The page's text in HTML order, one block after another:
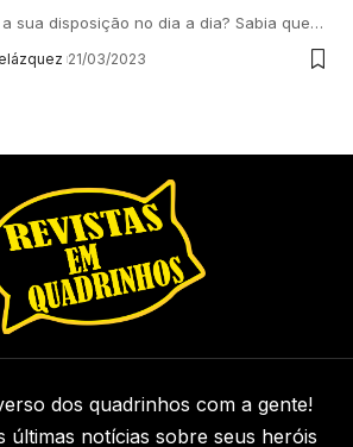
sua disposição no dia a dia? Sabia que…
21/03/2023
dos quadrinhos com a gente!
últimas notícias sobre seus heróis